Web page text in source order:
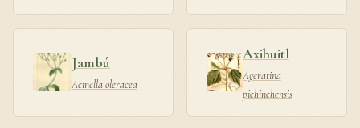
Jambú
Acmella oleracea
Axihuitl
Ageratina
pichinchensis